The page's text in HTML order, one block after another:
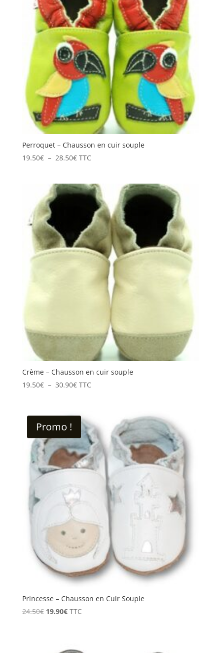
Perroquet – Chausson en cuir souple
19.50€ – 28.50€Plage
19.50€
28.50€
TTC
Crème – Chausson en cuir souple
19.50€ – 30.90€Plage
19.50€
30.90€
TTC
Promo !
Princesse – Chausson en Cuir Souple
24.50€ Le
19.90€Le
TTC